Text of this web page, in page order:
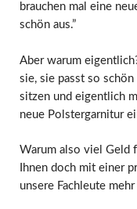
brauchen mal eine
schön aus.”
Aber warum
sie, sie passt so
sitzen und eigentlich
neue Polstergarnitur
Warum also viel Geld
Ihnen doch mit einer
unsere Fachleute